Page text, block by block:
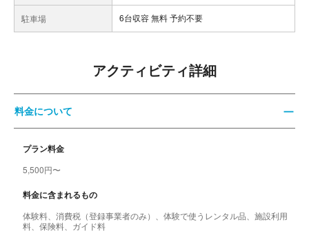
駐車場 6台収容 無料 予約不要
アクティビティ詳細
料金について
プラン料金
5,500円〜
料金に含まれるもの
体験料、消費税（登録事業者のみ）、体験で使うレンタル品、施設利用
料、保険料、ガイド料